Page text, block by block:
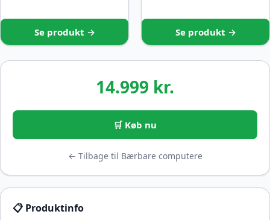
Se produkt → Se produkt →
14.999 kr.
🛒 Køb nu
← Tilbage til Bærbare computere
📋 Produktinfo